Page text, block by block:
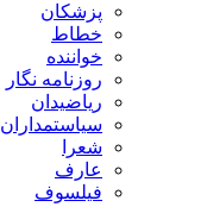
پزشکان
خطاط
خواننده
روزنامه نگار
ریاضیدان
سیاستمداران
شعرا
عارف
فیلسوف